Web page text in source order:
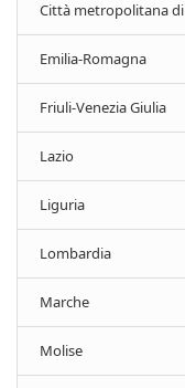
Città metropolitana
Emilia-Romagna
Friuli-Venezia Giulia
Lazio
Liguria
Lombardia
Marche
Molise